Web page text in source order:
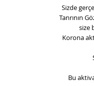
Sizde
Tanrının
size
Korona
Bu